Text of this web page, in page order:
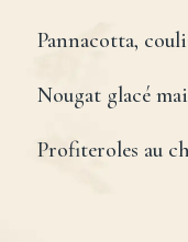
Pannacotta,
Nougat glacé
Profiteroles au